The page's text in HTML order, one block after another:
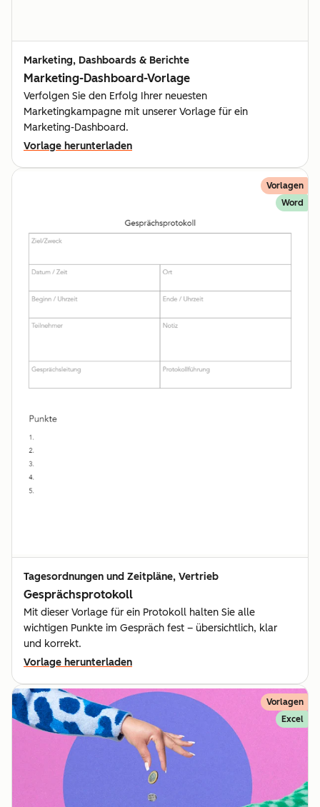
Marketing, Dashboards & Berichte
Marketing-Dashboard-Vorlage
Verfolgen Sie den Erfolg Ihrer neuesten
Marketingkampagne mit unserer Vorlage für ein
Marketing-Dashboard.
Vorlage herunterladen
Vorlagen
Word
Tagesordnungen und Zeitpläne, Vertrieb
Gesprächsprotokoll
Mit dieser Vorlage für ein Protokoll halten Sie alle
wichtigen Punkte im Gespräch fest – übersichtlich, klar
und korrekt.
Vorlage herunterladen
Vorlagen
Excel